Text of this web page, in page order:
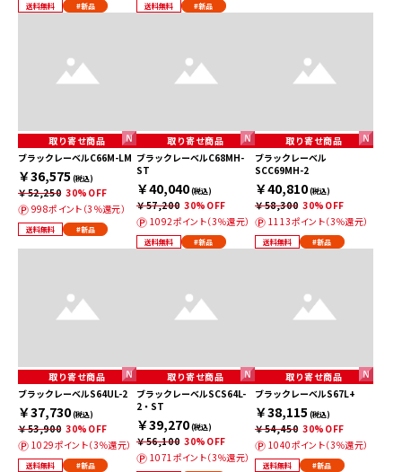
送料無料 #新品 送料無料 #新品
取り寄せ商品
ブラックレーベルC66M-LM
￥36,575 (税込)
￥52,250 30%OFF
998ポイント（3％還元）
送料無料 #新品
取り寄せ商品
ブラックレーベルC68MH-
ST
￥40,040(税込)
￥57,200 30%OFF
1092ポイント（3％還元）
送料無料 #新品
取り寄せ商品
ブラックレーベル
SCC69MH-2
￥40,810(税込)
￥58,300 30%OFF
1113ポイント（3％還元）
送料無料 #新品
取り寄せ商品
ブラックレーベルS64UL-2
￥37,730(税込)
￥53,900 30%OFF
1029ポイント（3％還元）
送料無料 #新品
取り寄せ商品
ブラックレーベルSCS64L-
2・ST
￥39,270(税込)
￥56,100 30%OFF
1071ポイント（3％還元）
取り寄せ商品
ブラックレーベルS67L+
￥38,115 (税込)
￥54,450 30%OFF
1040ポイント（3％還元）
送料無料 #新品